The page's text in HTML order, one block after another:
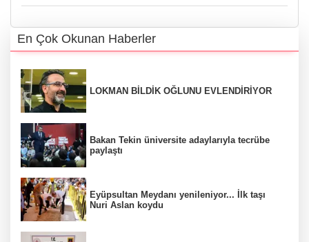
En Çok Okunan Haberler
LOKMAN BİLDİK OĞLUNU EVLENDİRİYOR
Bakan Tekin üniversite adaylarıyla tecrübe
paylaştı
Eyüpsultan Meydanı yenileniyor... İlk taşı
Nuri Aslan koydu